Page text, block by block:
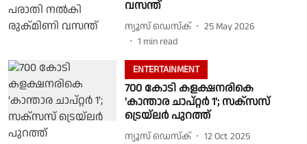
വസന്ത്
ന്യൂസ് ഡെസ്ക്
25 May 2026
1 min read
ENTERTAINMENT
700 കോടി കളക്ഷനരികെ
'കാന്താര ചാപ്റ്റർ 1'; സക്സസ്
ട്രെയ്‌ലർ പുറത്ത്
ന്യൂസ് ഡെസ്ക്
12 Oct 2025